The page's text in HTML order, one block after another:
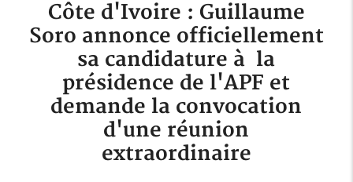
Côte d'Ivoire : Guillaume
Soro annonce officiellement
sa candidature à la
présidence de l'APF et
demande la convocation
d'une réunion
extraordinaire